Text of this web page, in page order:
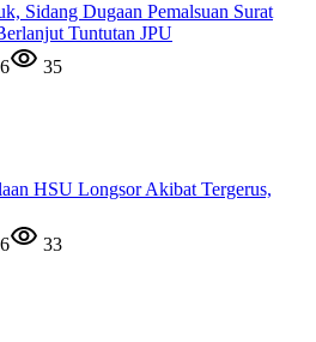
Sidang Dugaan Pemalsuan Surat
Tuntutan JPU
35
HSU Longsor Akibat Tergerus,
33